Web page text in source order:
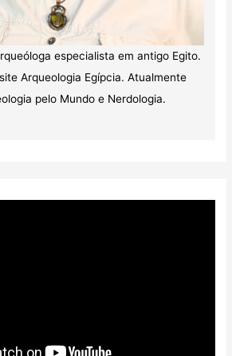
especialista em antigo Egito.
Arqueologia Egípcia. Atualmente
pelo Mundo e Nerdologia.